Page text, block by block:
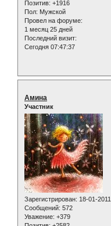
Позитив: +1916
Пол: Мужской
Провел на форуме:
1 месяц 25 дней
Последний визит:
Сегодня 07:47:37
Амина
Участник
Зарегистрирован: 18-01-2011
Сообщений: 572
Уважение: +379